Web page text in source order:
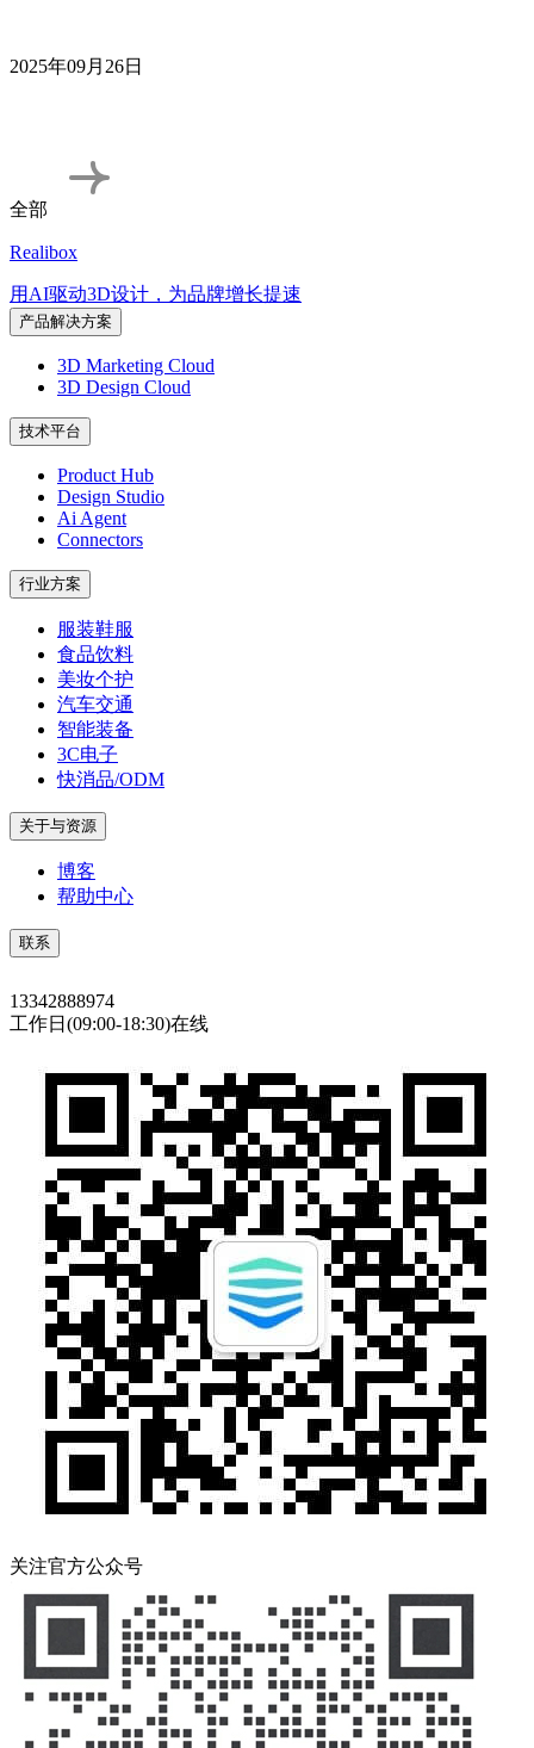
2025年09月26日
全部
Realibox
用AI驱动3D设计，为品牌增长提速
产品解决方案
3D Marketing Cloud
3D Design Cloud
技术平台
Product Hub
Design Studio
Ai Agent
Connectors
行业方案
服装鞋服
食品饮料
美妆个护
汽车交通
智能装备
3C电子
快消品/ODM
关于与资源
博客
帮助中心
联系
13342888974
工作日(09:00-18:30)在线
关注官方公众号